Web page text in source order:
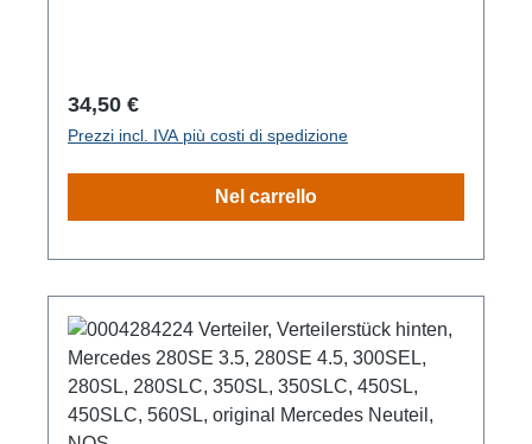
Prezzo normale:
34,50 €
Prezzi incl. IVA più costi di spedizione
Nel carrello